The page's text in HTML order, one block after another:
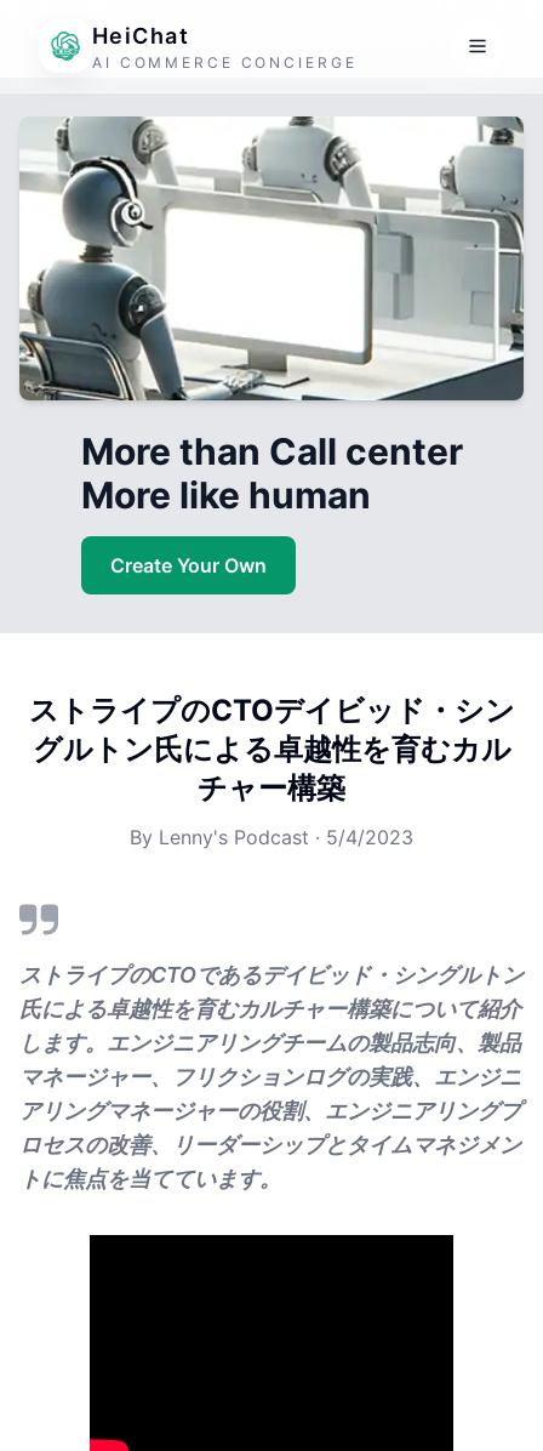
HeiChat
AI COMMERCE CONCIERGE
More than Call center
More like human
Create Your Own
ストライプのCTOデイビッド・シン
グルトン氏による卓越性を育むカル
チャー構築
By Lenny's Podcast · 5/4/2023
ストライプのCTOであるデイビッド・シングルトン
氏による卓越性を育むカルチャー構築について紹介
します。エンジニアリングチームの製品志向、製品
マネージャー、フリクションログの実践、エンジニ
アリングマネージャーの役割、エンジニアリングプ
ロセスの改善、リーダーシップとタイムマネジメン
トに焦点を当てています。